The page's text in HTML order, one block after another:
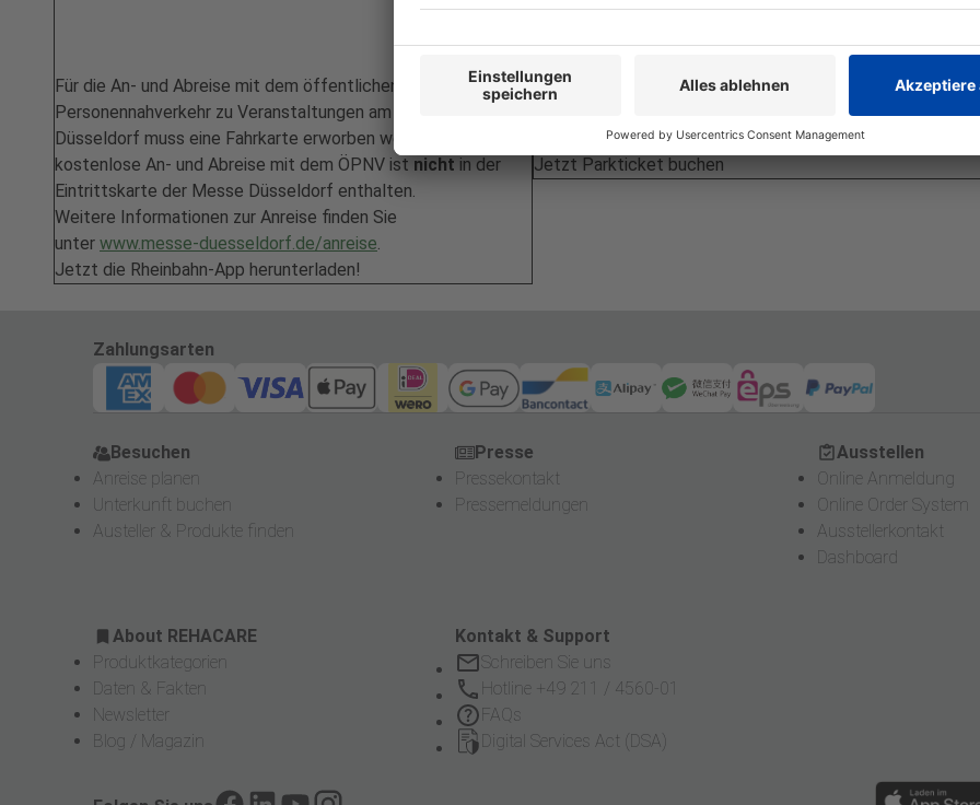
Für die An- und Abreise mit dem öffentlichen
Personennahverkehr zu Veranstaltungen am Standort
Düsseldorf muss eine Fahrkarte erworben werden. Eine
kostenlose An- und Abreise mit dem ÖPNV ist nicht in der
Eintrittskarte der Messe Düsseldorf enthalten.
Weitere Informationen zur Anreise finden Sie
unter www.messe-duesseldorf.de/anreise.
Jetzt die Rheinbahn-App herunterladen!
Über den Ticketshop derGOLDBECK Parking Services
können Sie das Parkticket für Ihren PKW bequem
Voraus kaufen.
Jetzt Parkticket buchen
Zahlungsarten
Besuchen
Besuchen
Anreise planen
Unterkunft buchen
Austeller & Produkte finden
Presse
Presse
Pressekontakt
Pressemeldungen
Ausstellen
Ausstellen
Online Anmeldung
Online Order System
Ausstellerkontakt
Dashboard
About
REHACARE
About REHACARE
Produktkategorien
Daten & Fakten
Newsletter
Blog / Magazin
Kontakt & Support
Schreiben Sie uns
Hotline +49 211 / 4560-01
FAQs
Digital Services Act (DSA)
Facebook
LinkedInYouTubeInstagram